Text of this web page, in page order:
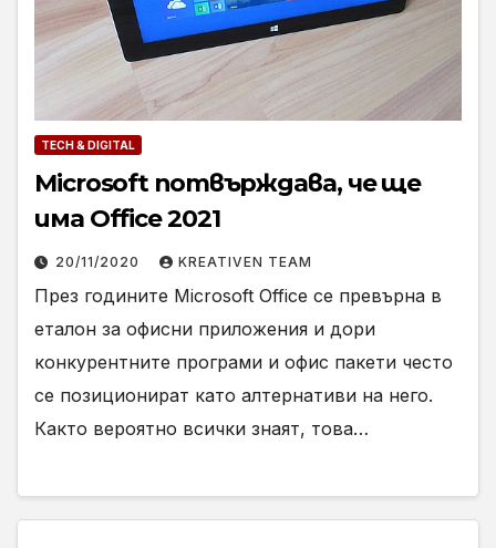
TECH & DIGITAL
Microsoft потвърждава, че ще
има Office 2021
20/11/2020 KREATIVEN TEAM
През годините Microsoft Office се превърна в
еталон за офисни приложения и дори
конкурентните програми и офис пакети често
се позиционират като алтернативи на него.
Както вероятно всички знаят, това…